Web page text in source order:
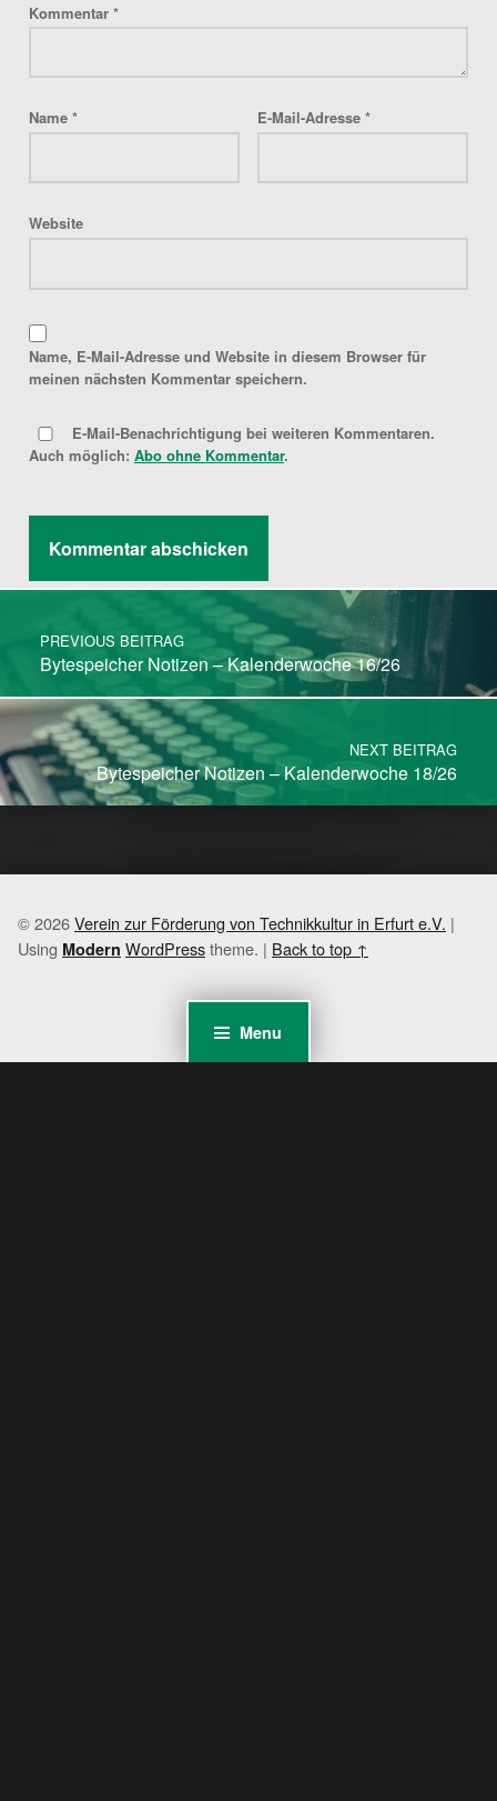
Menu
Kommentar *
Name * E-Mail-Adresse *
Website
Name, E-Mail-Adresse und Website in diesem Browser für
meinen nächsten Kommentar speichern.
E-Mail-Benachrichtigung bei weiteren Kommentaren.
Auch möglich: Abo ohne Kommentar.
Post navigation
PREVIOUS BEITRAG
Bytespeicher Notizen – Kalenderwoche 16/26
NEXT BEITRAG
Bytespeicher Notizen – Kalenderwoche 18/26
© 2026Verein zur Förderung von Technikkultur in Erfurt e.V. |
Using Modern WordPresstheme. | Back to top ↑